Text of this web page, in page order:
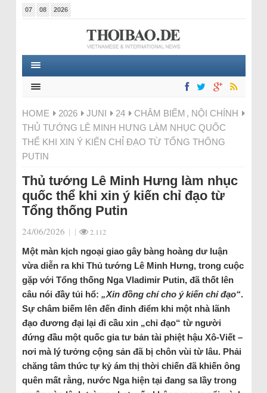
07 08 2026
HOME 2026 JUNI 24 CHÂM BIẾM , NỘI CHÍNH
THỦ TƯỚNG LÊ MINH HƯNG LÀM NHỤC QUỐC
THỂ KHI XIN Ý KIẾN CHỈ ĐẠO TỪ TỔNG THỐNG
PUTIN
Thủ tướng Lê Minh Hưng làm nhục
quốc thể khi xin ý kiến chỉ đạo từ
Tổng thống Putin
24/06/2026 | | 2.112
Một màn kịch ngoại giao gây bàng hoàng dư luận
vừa diễn ra khi Thủ tướng Lê Minh Hưng, trong cuộc
gặp với Tổng thống Nga Vladimir Putin, đã thốt lên
câu nói đầy tủi hổ: „Xin đồng chí cho ý kiến chỉ đạo“.
Sự châm biếm lên đến đỉnh điểm khi một nhà lãnh
đạo đương đại lại đi cầu xin „chỉ đạo“ từ người
đứng đầu một quốc gia tư bản tài phiệt hậu Xô-Viết –
nơi mà lý tưởng cộng sản đã bị chôn vùi từ lâu. Phải
chăng tâm thức tự kỷ ám thị thời chiến đã khiến ông
quên mất rằng, nước Nga hiện tại đang sa lầy trong